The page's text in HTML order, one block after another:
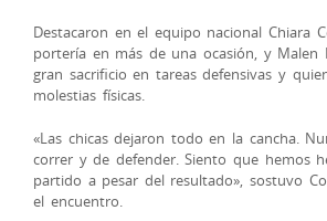
Destacaron en el equipo nacional Chiara
portería en más de una ocasión, y Malen
gran sacrificio en tareas defensivas y
molestias físicas.
«Las chicas dejaron todo en la cancha.
correr y de defender. Siento que hemos
partido a pesar del resultado», sostuvo
el encuentro.